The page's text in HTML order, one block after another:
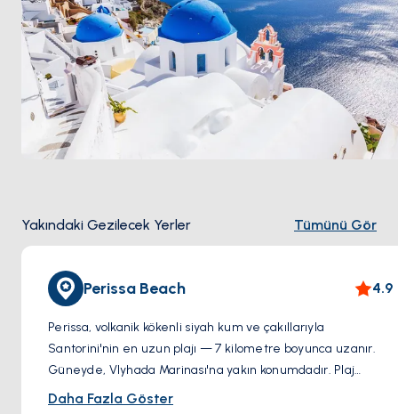
SezonMayıs ile Ekimarası açık.
Yakındaki Gezilecek Yerler Tümünü Gör
Perissa Beach 4.9
Perissa, volkanik kökenli siyah kum ve çakıllarıyla
Santorini'nin en uzun plajı — 7 kilometre boyunca uzanır.
Güneyde, Vlyhada Marinası'na yakın konumdadır. Plaj
boyunca sıralanan barlar ve restoranlar öğle durağı için
Daha Fazla Göster